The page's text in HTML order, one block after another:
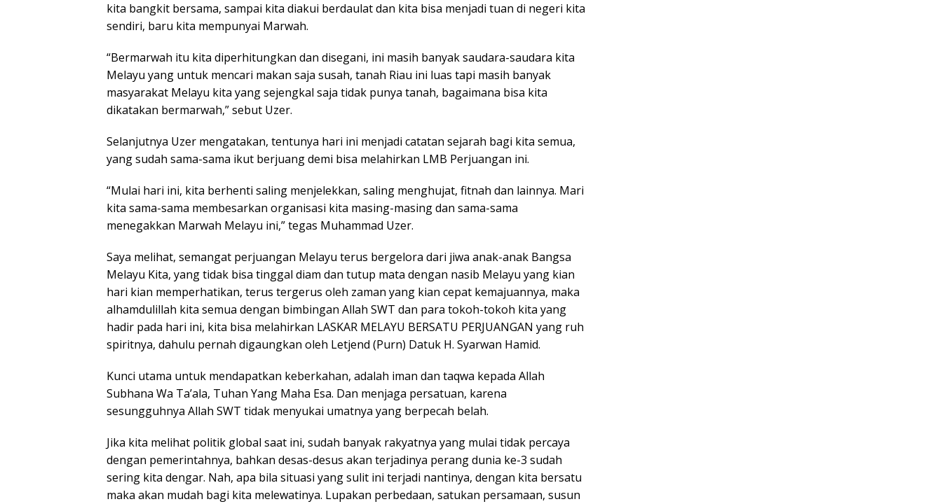
kita bangkit bersama, sampai kita diakui berdaulat dan kita bisa menjadi tuan di negeri kita
sendiri, baru kita mempunyai Marwah.
“Bermarwah itu kita diperhitungkan dan disegani, ini masih banyak saudara-saudara kita
Melayu yang untuk mencari makan saja susah, tanah Riau ini luas tapi masih banyak
masyarakat Melayu kita yang sejengkal saja tidak punya tanah, bagaimana bisa kita
dikatakan bermarwah,” sebut Uzer.
Selanjutnya Uzer mengatakan, tentunya hari ini menjadi catatan sejarah bagi kita semua,
yang sudah sama-sama ikut berjuang demi bisa melahirkan LMB Perjuangan ini.
“Mulai hari ini, kita berhenti saling menjelekkan, saling menghujat, fitnah dan lainnya. Mari
kita sama-sama membesarkan organisasi kita masing-masing dan sama-sama
menegakkan Marwah Melayu ini,” tegas Muhammad Uzer.
Saya melihat, semangat perjuangan Melayu terus bergelora dari jiwa anak-anak Bangsa
Melayu Kita, yang tidak bisa tinggal diam dan tutup mata dengan nasib Melayu yang kian
hari kian memperhatikan, terus tergerus oleh zaman yang kian cepat kemajuannya, maka
alhamdulillah kita semua dengan bimbingan Allah SWT dan para tokoh-tokoh kita yang
hadir pada hari ini, kita bisa melahirkan LASKAR MELAYU BERSATU PERJUANGAN yang ruh
spiritnya, dahulu pernah digaungkan oleh Letjend (Purn) Datuk H. Syarwan Hamid.
Kunci utama untuk mendapatkan keberkahan, adalah iman dan taqwa kepada Allah
Subhana Wa Ta’ala, Tuhan Yang Maha Esa. Dan menjaga persatuan, karena
sesungguhnya Allah SWT tidak menyukai umatnya yang berpecah belah.
Jika kita melihat politik global saat ini, sudah banyak rakyatnya yang mulai tidak percaya
dengan pemerintahnya, bahkan desas-desus akan terjadinya perang dunia ke-3 sudah
sering kita dengar. Nah, apa bila situasi yang sulit ini terjadi nantinya, dengan kita bersatu
maka akan mudah bagi kita melewatinya. Lupakan perbedaan, satukan persamaan, susun